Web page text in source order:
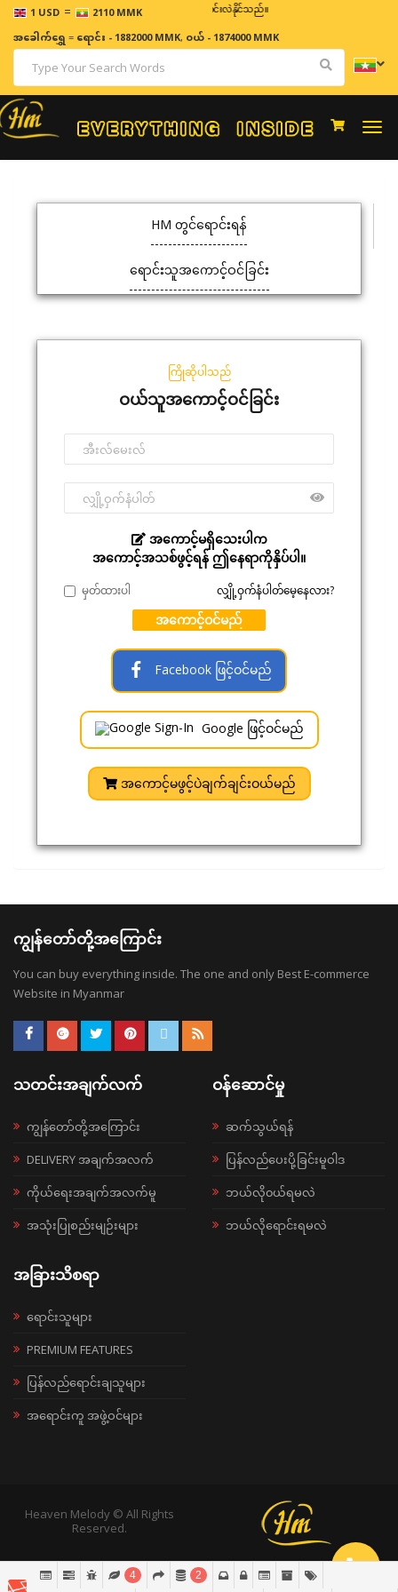
1 USD = 2110 MMK
ဈေးနှုန်းများသည် အချိန်နှင့် အမျှပြောင်းလဲနိုင်သည်။
အခေါက်ရွှေ=ရောင်း - 1882000 MMK, ဝယ် - 1874000 MMK
HM တွင်ရောင်းရန်
ရောင်းသူအကောင့်ဝင်ခြင်း
ကြိုဆိုပါသည်
ဝယ်သူအကောင့်ဝင်ခြင်း
အကောင့်မရှိသေးပါက
အကောင့်အသစ်ဖွင့်ရန် ဤနေရာကိုနှိပ်ပါ။
မှတ်ထားပါ လျှို့ဝှက်နံပါတ်မေ့နေလား?
အကောင့်ဝင်မည်
Facebook ဖြင့်ဝင်မည်
Google ဖြင့်ဝင်မည်
အကောင့်မဖွင့်ပဲချက်ချင်းဝယ်မည်
ကျွန်တော်တို့အကြောင်း
You can buy everything inside. The one and only Best E-commerce
Website in Myanmar
သတင်းအချက်လက်
ကျွန်တော်တို့အကြောင်း
DELIVERY အချက်အလက်
ကိုယ်ရေးအချက်အလက်မူ
အသုံးပြုစည်းမျဉ်းများ
ဝန်ဆောင်မှု
ဆက်သွယ်ရန်
ပြန်လည်ပေးပို့ခြင်းမူဝါဒ
ဘယ်လို၀ယ်ရမလဲ
ဘယ်လိုရောင်းရမလဲ
အခြားသိစရာ
ရောင်းသူများ
PREMIUM FEATURES
ပြန်လည်ရောင်းချသူများ
အရောင်းကူ အဖွဲ့ဝင်များ
Heaven Melody © All Rights
Reserved.
4 2